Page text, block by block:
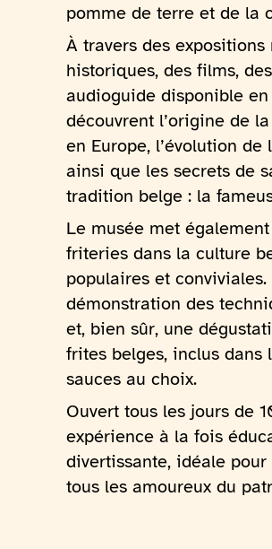
pomme de terre et de la
À travers des
historiques, des films,
audioguide disponible en
découvrent l’origine de
en Europe, l’évolution
ainsi que les secrets de
tradition belge : la
Le musée met
friteries dans la culture
populaires et
démonstration des
et, bien sûr, une
frites belges, inclus dans
sauces au choix.
Ouvert tous les jours de
expérience à la fois
divertissante, idéale
tous les amoureux du